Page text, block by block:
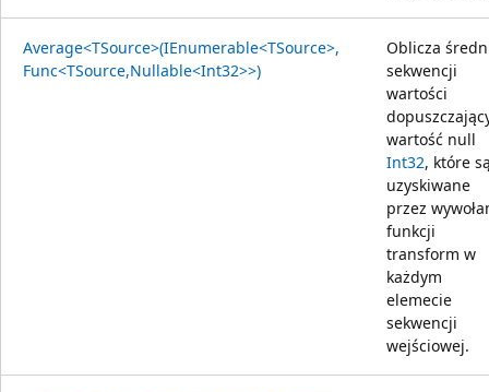
Average<TSource>(IEnumerable<TSource>,
Func<TSource,Nullable<Int32>>)
Oblicza
sekwencji
wartości
wartość null
Int32, które
uzyskiwane
przez
funkcji
transform w
każdym
elemecie
sekwencji
wejściowej.